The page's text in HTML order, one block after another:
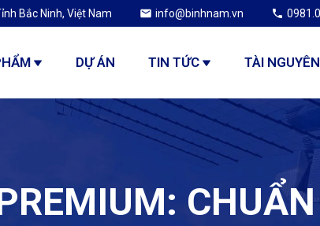
Bắc Ninh, Việt Nam info@binhnam.vn
DỰ ÁN TIN TỨC TÀI NGUYÊN